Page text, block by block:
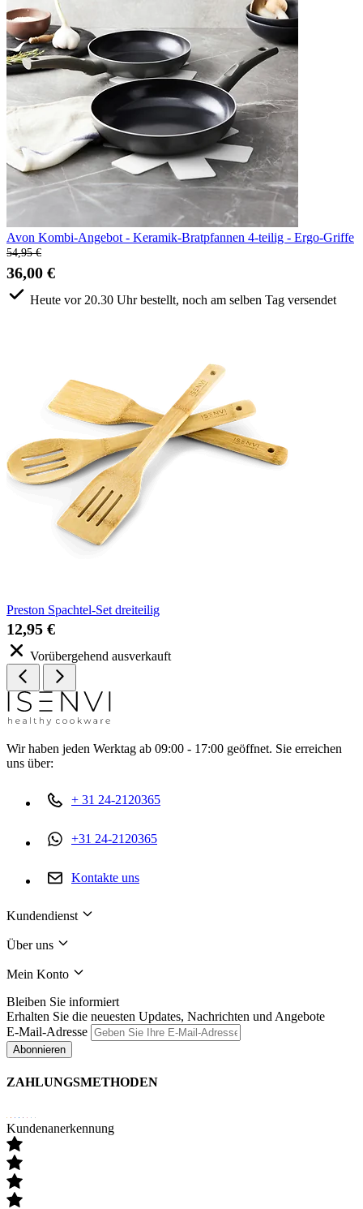
Avon Kombi-Angebot - Keramik-Bratpfannen 4-teilig - Ergo-Griffe
54,95 €
36,00 €
Heute vor 20.30 Uhr bestellt, noch am selben Tag versendet
Preston Spachtel-Set dreiteilig
12,95 €
Vorübergehend ausverkauft
Wir haben jeden Werktag ab 09:00 - 17:00 geöffnet. Sie erreichen
uns über:
+ 31 24-2120365
+31 24-2120365
Kontakte uns
Kundendienst
Über uns
Mein Konto
Bleiben Sie informiert
Erhalten Sie die neuesten Updates, Nachrichten und Angebote
E-Mail-Adresse
Abonnieren
ZAHLUNGSMETHODEN
Kundenanerkennung